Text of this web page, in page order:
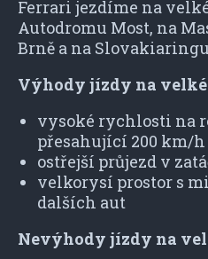
Ferrari jezdíme na
Autodromu Most, na
Brně a na
Výhody jízdy na
vysoké rychlosti na
přesahující 200 km/h
ostřejší průjezd v
velkorysí prostor s
dalších aut
Nevýhody jízdy na